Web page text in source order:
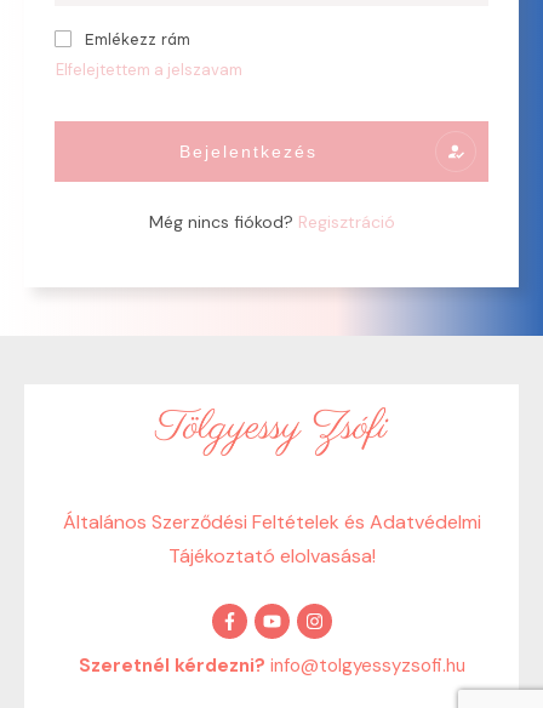
Emlékezz rám
Elfelejtettem a jelszavam
Bejelentkezés
Még nincs fiókod? Regisztráció
Általános Szerződési Feltételek és Adatvédelmi
Tájékoztató elolvasása!
Szeretnél kérdezni? info@tolgyessyzsofi.hu